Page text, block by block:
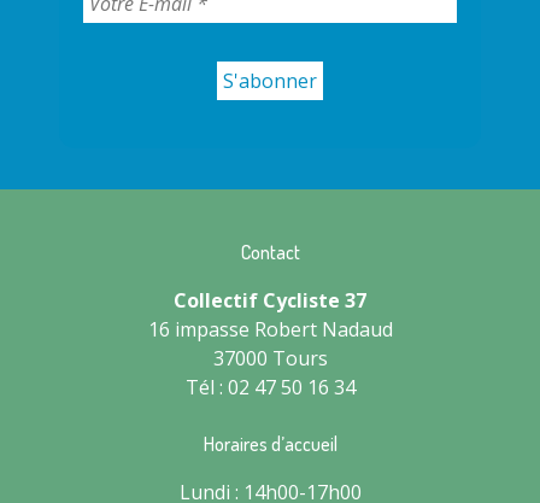
Contact
Collectif Cycliste 37
16 impasse Robert Nadaud
37000 Tours
Tél : 02 47 50 16 34
Horaires d’accueil
Lundi : 14h00-17h00